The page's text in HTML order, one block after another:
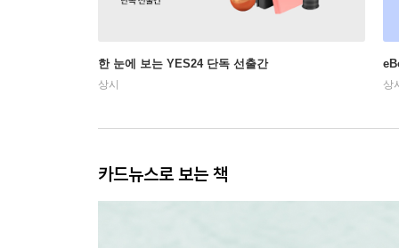
한 눈에 보는 YES24 단독 선출간
상시 상
카드뉴스로 보는 책